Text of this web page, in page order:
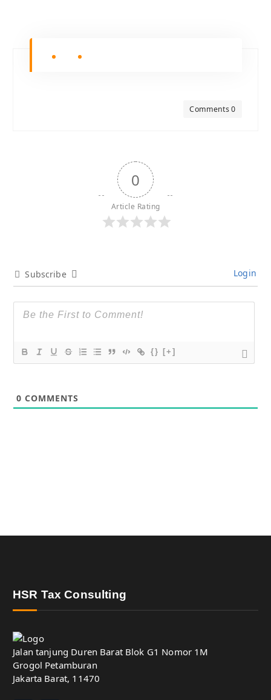
Comments 0
0
Article Rating
Subscribe Login
{} [+]
0 COMMENTS
HSR Tax Consulting
Jalan tanjung Duren Barat Blok G1 Nomor 1M
Grogol Petamburan
Jakarta Barat, 11470